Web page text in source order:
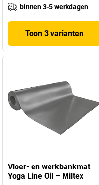
binnen 3-5 werkdagen
Toon 3 varianten
Vloer- en werkbankmat
Yoga Line Oil – Miltex